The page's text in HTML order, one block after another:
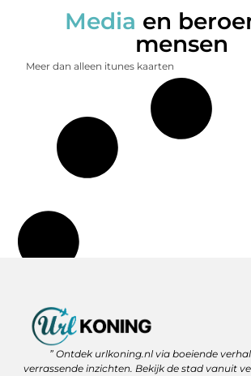
Media en
mensen
Meer dan alleen itunes kaarten
” Ontdek urlkoning.nl via boeiende
verrassende inzichten. Bekijk de stad vanuit